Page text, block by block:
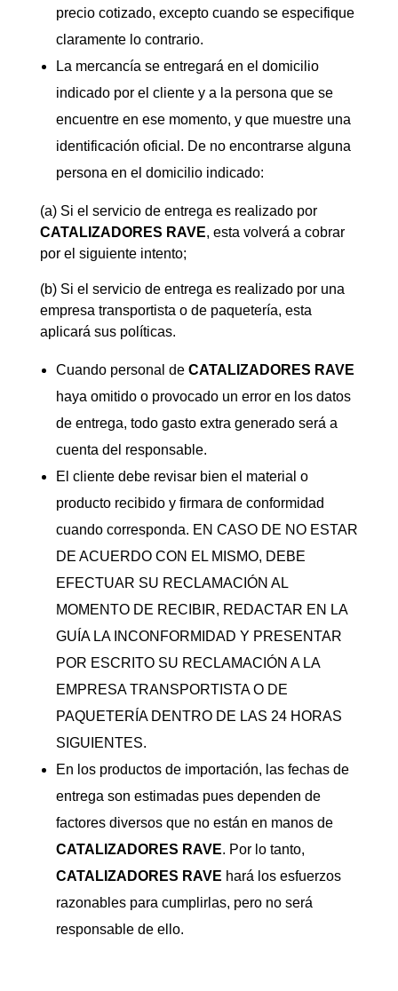
precio cotizado, excepto cuando se especifique
claramente lo contrario.
La mercancía se entregará en el domicilio
indicado por el cliente y a la persona que se
encuentre en ese momento, y que muestre una
identificación oficial. De no encontrarse alguna
persona en el domicilio indicado:
(a) Si el servicio de entrega es realizado por
CATALIZADORES RAVE, esta volverá a cobrar
por el siguiente intento;
(b) Si el servicio de entrega es realizado por una
empresa transportista o de paquetería, esta
aplicará sus políticas.
Cuando personal de CATALIZADORES RAVE
haya omitido o provocado un error en los datos
de entrega, todo gasto extra generado será a
cuenta del responsable.
El cliente debe revisar bien el material o
producto recibido y firmara de conformidad
cuando corresponda. EN CASO DE NO ESTAR
DE ACUERDO CON EL MISMO, DEBE
EFECTUAR SU RECLAMACIÓN AL
MOMENTO DE RECIBIR, REDACTAR EN LA
GUÍA LA INCONFORMIDAD Y PRESENTAR
POR ESCRITO SU RECLAMACIÓN A LA
EMPRESA TRANSPORTISTA O DE
PAQUETERÍA DENTRO DE LAS 24 HORAS
SIGUIENTES.
En los productos de importación, las fechas de
entrega son estimadas pues dependen de
factores diversos que no están en manos de
CATALIZADORES RAVE. Por lo tanto,
CATALIZADORES RAVE hará los esfuerzos
razonables para cumplirlas, pero no será
responsable de ello.